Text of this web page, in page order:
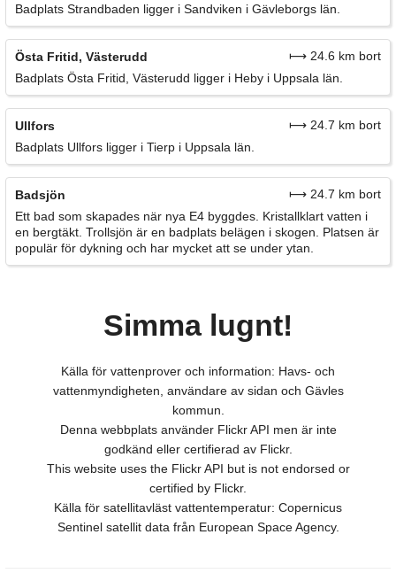
Badplats Strandbaden ligger i Sandviken i Gävleborgs län.
Östa Fritid, Västerudd
⟼ 24.6 km bort
Badplats Östa Fritid, Västerudd ligger i Heby i Uppsala län.
Ullfors
⟼ 24.7 km bort
Badplats Ullfors ligger i Tierp i Uppsala län.
Badsjön
⟼ 24.7 km bort
Ett bad som skapades när nya E4 byggdes. Kristallklart vatten i
en bergtäkt. Trollsjön är en badplats belägen i skogen. Platsen är
populär för dykning och har mycket att se under ytan.
Simma lugnt!
Källa för vattenprover och information: Havs- och
vattenmyndigheten, användare av sidan och Gävles
kommun.
Denna webbplats använder Flickr API men är inte
godkänd eller certifierad av Flickr.
This website uses the Flickr API but is not endorsed or
certified by Flickr.
Källa för satellitavläst vattentemperatur: Copernicus
Sentinel satellit data från European Space Agency.